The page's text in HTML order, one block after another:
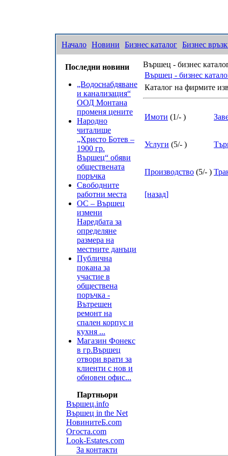
Начало Новини Бизнес каталог Бизнес
Последни новини
„Водоснабдяване
и канализация“
ООД Монтана
променя цените
Народно
читалище
„Христо Ботев –
1900 гр.
Вършец“ обяви
обществената
поръчка
Свободните
работни места
ОС – Вършец
измени
Наредбата за
определяне
размера на
местните данъци
Публична
покана за
участие в
обществена
поръчка -
Вътрешен
ремонт на
спален корпус и
кухня ...
Магазин Фонекс
в гр.Вършец
отвори врати за
клиенти с нов и
обновен офис...
Партньори
Вършец.info
Вършец in the Net
НовинитеБ.com
Огоста.com
Look-Estates.com
За контакти
Вършец - бизнес
Вършец - бизнес
Каталог на фирмите
Имоти (1/- )
Услуги (5/- )
Производство (5/- )
[назад]